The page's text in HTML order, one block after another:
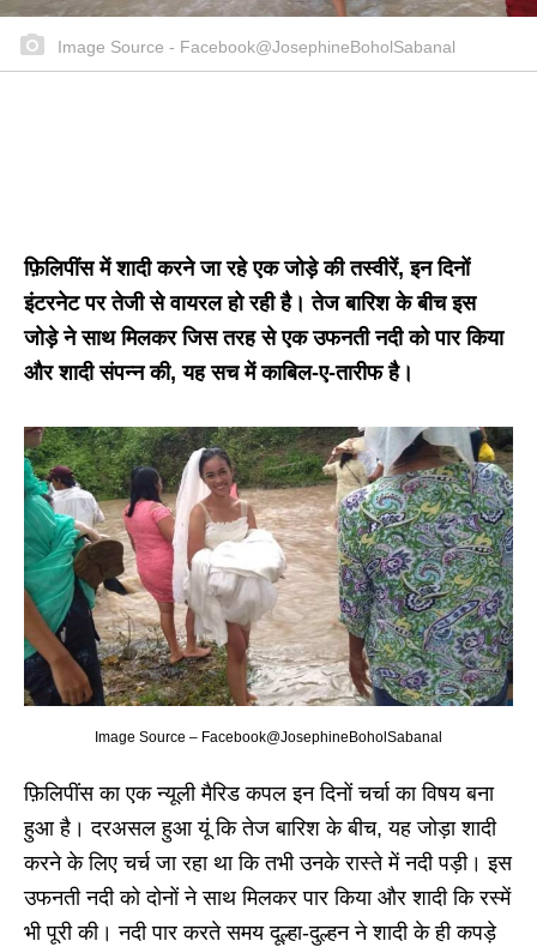
Image Source - Facebook@JosephineBoholSabanal
फ़िलिपींस में शादी करने जा रहे एक जोड़े की तस्वीरें, इन दिनों
इंटरनेट पर तेजी से वायरल हो रही है। तेज बारिश के बीच इस
जोड़े ने साथ मिलकर जिस तरह से एक उफनती नदी को पार किया
और शादी संपन्न की, यह सच में काबिल-ए-तारीफ है।
Image Source – Facebook@JosephineBoholSabanal
फ़िलिपींस का एक न्यूली मैरिड कपल इन दिनों चर्चा का विषय बना
हुआ है। दरअसल हुआ यूं कि तेज बारिश के बीच, यह जोड़ा शादी
करने के लिए चर्च जा रहा था कि तभी उनके रास्ते में नदी पड़ी। इस
उफनती नदी को दोनों ने साथ मिलकर पार किया और शादी कि रस्में
भी पूरी की। नदी पार करते समय दूल्हा-दुल्हन ने शादी के ही कपड़े